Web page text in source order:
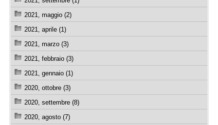
2021, maggio (2)
2021, aprile (1)
2021, marzo (3)
2021, febbraio (3)
2021, gennaio (1)
2020, ottobre (3)
2020, settembre (8)
2020, agosto (7)